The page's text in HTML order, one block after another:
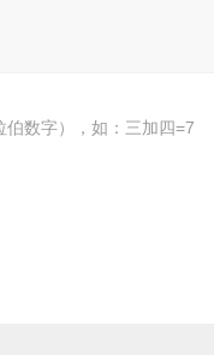
数字），如：三加四=7